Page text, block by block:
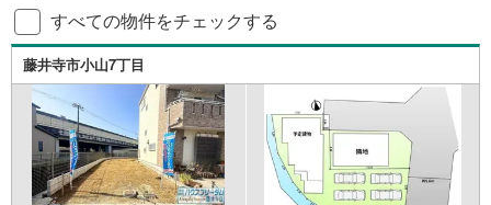
すべての物件をチェックする
藤井寺市小山7丁目